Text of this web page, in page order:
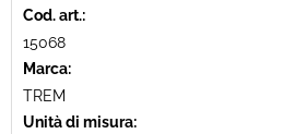
Cod. art.:
15068
Marca:
TREM
Unità di misura: